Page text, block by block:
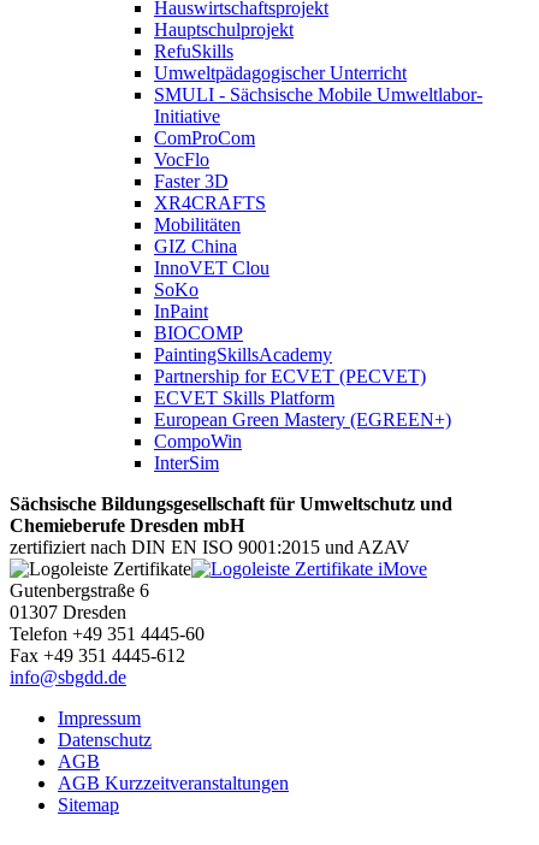
Hauswirtschaftsprojekt
Hauptschulprojekt
RefuSkills
Umweltpädagogischer Unterricht
SMULI - Sächsische Mobile Umweltlabor-
Initiative
ComProCom
VocFlo
Faster 3D
XR4CRAFTS
Mobilitäten
GIZ China
InnoVET Clou
SoKo
InPaint
BIOCOMP
PaintingSkillsAcademy
Partnership for ECVET (PECVET)
ECVET Skills Platform
European Green Mastery (EGREEN+)
CompoWin
InterSim
Sächsische Bildungsgesellschaft für Umweltschutz und
Chemieberufe Dresden mbH
zertifiziert nach DIN EN ISO 9001:2015 und AZAV
Gutenbergstraße 6
01307 Dresden
Telefon +49 351 4445-60
Fax +49 351 4445-612
info@sbgdd.de
Impressum
Datenschutz
AGB
AGB Kurzzeitveranstaltungen
Sitemap